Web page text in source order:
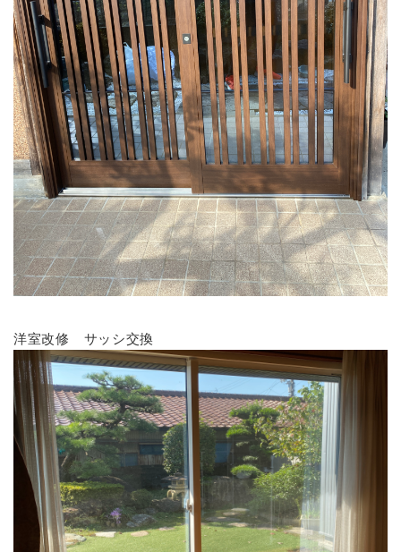
洋室改修 サッシ交換